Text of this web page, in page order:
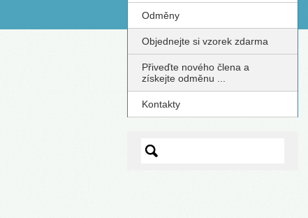
Odměny
Objednejte si vzorek zdarma
Přiveďte nového člena a
získejte odměnu ...
Kontakty